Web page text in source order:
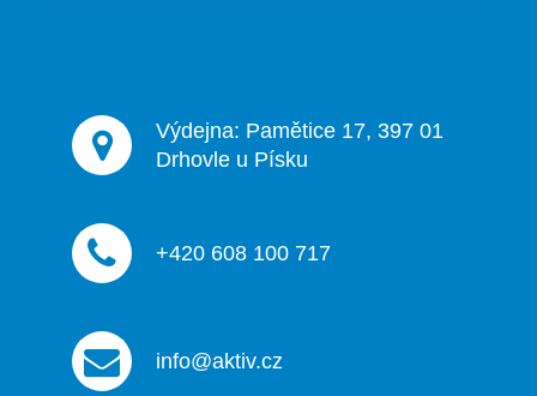
ý
p
u
Výdejna: Pamětice 17, 397 01
Drhovle u Písku
+420 608 100 717
info@aktiv.cz